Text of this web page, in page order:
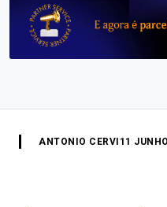
ANTONIO CERVI 11